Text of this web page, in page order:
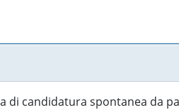
di candidatura spontanea da